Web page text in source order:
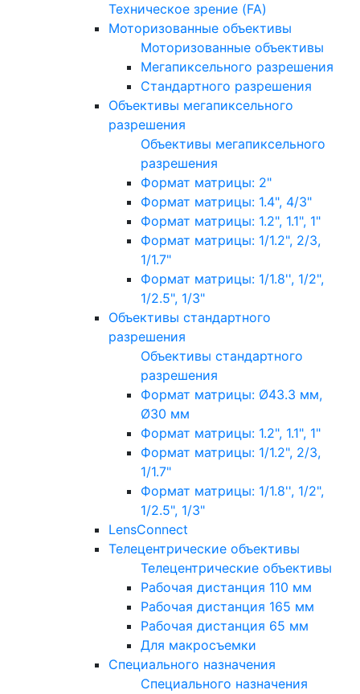
Техническое зрение (FA)
Моторизованные объективы
Моторизованные объективы
Мегапиксельного разрешения
Стандартного разрешения
Объективы мегапиксельного
разрешения
Объективы мегапиксельного
разрешения
Формат матрицы: 2"
Формат матрицы: 1.4", 4/3"
Формат матрицы: 1.2", 1.1", 1"
Формат матрицы: 1/1.2", 2/3,
1/1.7"
Формат матрицы: 1/1.8'', 1/2",
1/2.5", 1/3"
Объективы стандартного
разрешения
Объективы стандартного
разрешения
Формат матрицы: Ø43.3 мм,
Ø30 мм
Формат матрицы: 1.2", 1.1", 1"
Формат матрицы: 1/1.2", 2/3,
1/1.7"
Формат матрицы: 1/1.8'', 1/2",
1/2.5", 1/3"
LensConnect
Телецентрические объективы
Телецентрические объективы
Рабочая дистанция 110 мм
Рабочая дистанция 165 мм
Рабочая дистанция 65 мм
Для макросъемки
Специального назначения
Специального назначения